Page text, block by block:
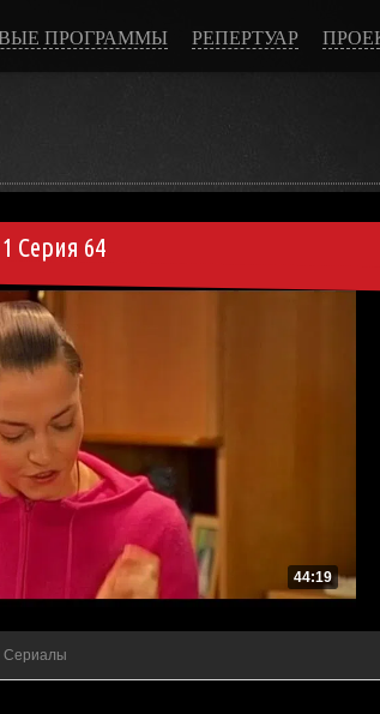
ПРОГРАММЫ РЕПЕРТУАР
Серия 64
44:19
Сериалы